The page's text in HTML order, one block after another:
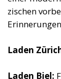
zischen
Laden
Laden Biel: